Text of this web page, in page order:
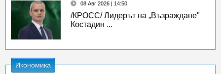
08 Авг 2026 | 14:50
/КРОСС/ Лидерът на „Възраждане"
Костадин ...
Икономика